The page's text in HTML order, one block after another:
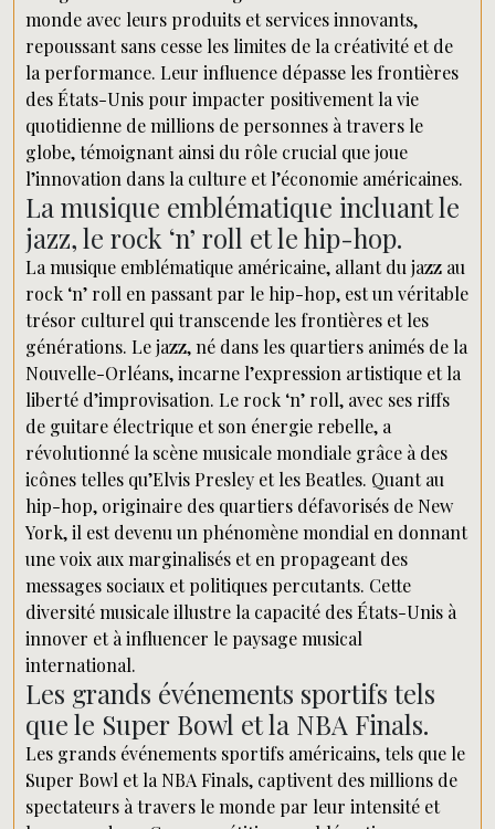
monde avec leurs produits et services innovants,
repoussant sans cesse les limites de la créativité et de
la performance. Leur influence dépasse les frontières
des États-Unis pour impacter positivement la vie
quotidienne de millions de personnes à travers le
globe, témoignant ainsi du rôle crucial que joue
l’innovation dans la culture et l’économie américaines.
La musique emblématique incluant le
jazz, le rock ‘n’ roll et le hip-hop.
La musique emblématique américaine, allant du jazz au
rock ‘n’ roll en passant par le hip-hop, est un véritable
trésor culturel qui transcende les frontières et les
générations. Le jazz, né dans les quartiers animés de la
Nouvelle-Orléans, incarne l’expression artistique et la
liberté d’improvisation. Le rock ‘n’ roll, avec ses riffs
de guitare électrique et son énergie rebelle, a
révolutionné la scène musicale mondiale grâce à des
icônes telles qu’Elvis Presley et les Beatles. Quant au
hip-hop, originaire des quartiers défavorisés de New
York, il est devenu un phénomène mondial en donnant
une voix aux marginalisés et en propageant des
messages sociaux et politiques percutants. Cette
diversité musicale illustre la capacité des États-Unis à
innover et à influencer le paysage musical
international.
Les grands événements sportifs tels
que le Super Bowl et la NBA Finals.
Les grands événements sportifs américains, tels que le
Super Bowl et la NBA Finals, captivent des millions de
spectateurs à travers le monde par leur intensité et